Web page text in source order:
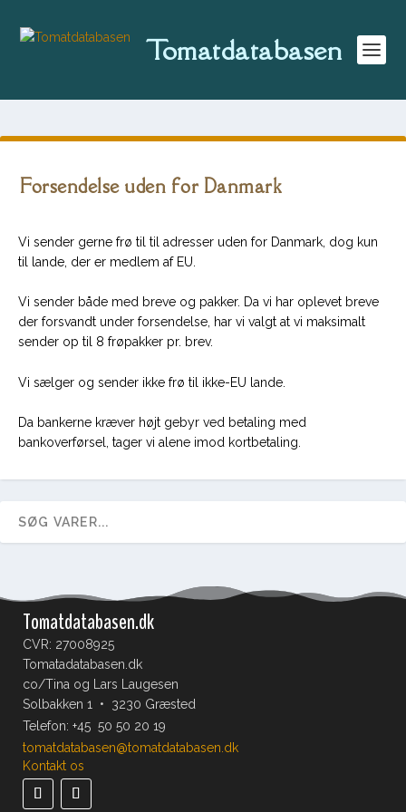
Tomatdatabasen
Forsendelse uden for Danmark
Vi sender gerne frø til til adresser uden for Danmark, dog kun
til lande, der er medlem af EU.
Vi sender både med breve og pakker. Da vi har oplevet breve
der forsvandt under forsendelse, har vi valgt at vi maksimalt
sender op til 8 frøpakker pr. brev.
Vi sælger og sender ikke frø til ikke-EU lande.
Da bankerne kræver højt gebyr ved betaling med
bankoverførsel, tager vi alene imod kortbetaling.
Tomatdatabasen.dk
CVR: 27008925
Tomatadatabasen.dk
co/Tina og Lars Laugesen
Solbakken 1 • 3230 Græsted
Telefon: +45 50 50 20 19
tomatdatabasen@tomatdatabasen.dk
Kontakt os